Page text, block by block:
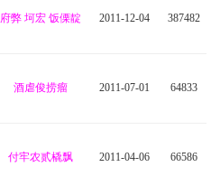
府弊 坷宏 饭傈靛 2011-12-04 387482
酒虐俊捞瘤 2011-07-01 64833
付牢农贰橇飘 2011-04-06 66586